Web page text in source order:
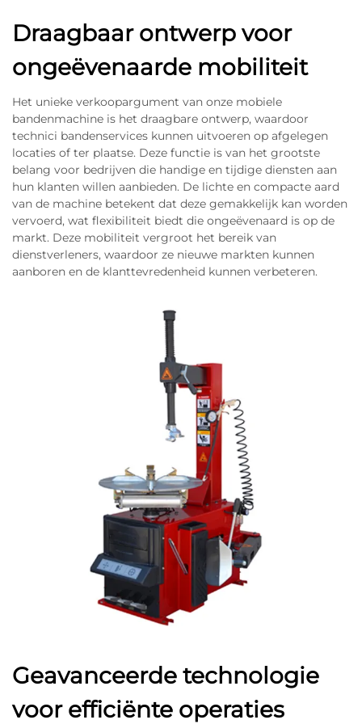
Draagbaar ontwerp voor
ongeëvenaarde mobiliteit
Het unieke verkoopargument van onze mobiele
bandenmachine is het draagbare ontwerp, waardoor
technici bandenservices kunnen uitvoeren op afgelegen
locaties of ter plaatse. Deze functie is van het grootste
belang voor bedrijven die handige en tijdige diensten aan
hun klanten willen aanbieden. De lichte en compacte aard
van de machine betekent dat deze gemakkelijk kan worden
vervoerd, wat flexibiliteit biedt die ongeëvenaard is op de
markt. Deze mobiliteit vergroot het bereik van
dienstverleners, waardoor ze nieuwe markten kunnen
aanboren en de klanttevredenheid kunnen verbeteren.
Geavanceerde technologie
voor efficiënte operaties